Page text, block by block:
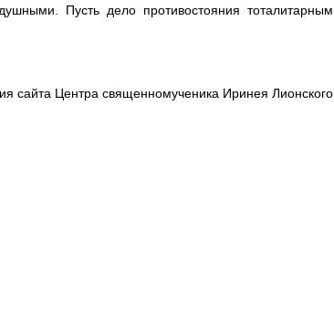
Пусть дело противостояния тоталитарным
сайта Центра священномученика Иринея Лионского